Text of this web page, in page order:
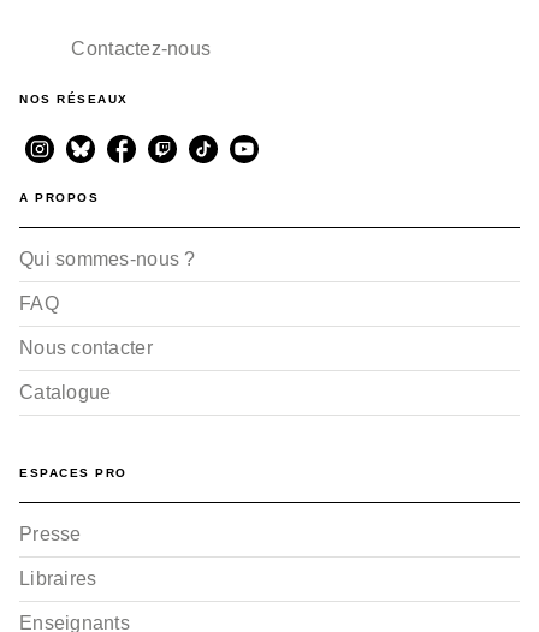
Contactez-nous
NOS RÉSEAUX
A PROPOS
Qui sommes-nous ?
FAQ
Nous contacter
Catalogue
ESPACES PRO
Presse
Libraires
Enseignants